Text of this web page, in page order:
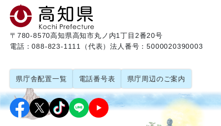
〒780-8570高知県高知市丸ノ内1丁目2番20号
電話：088-823-1111（代表）法人番号：5000020390003
県庁舎配置一覧 電話番号表 県庁周辺のご案内